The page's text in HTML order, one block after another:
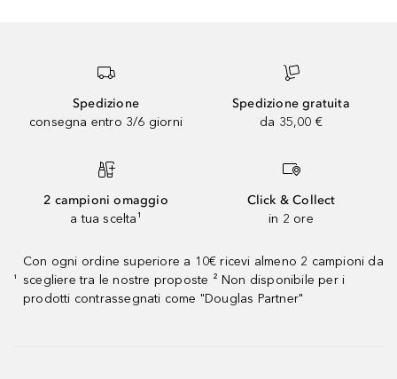
Spedizione
consegna entro 3/6 giorni
Spedizione gratuita
da 35,00 €
2 campioni omaggio
a tua scelta¹
Click & Collect
in 2 ore
¹
Con ogni ordine superiore a 10€ ricevi almeno 2 campioni da
scegliere tra le nostre proposte ² Non disponibile per i
prodotti contrassegnati come "Douglas Partner"